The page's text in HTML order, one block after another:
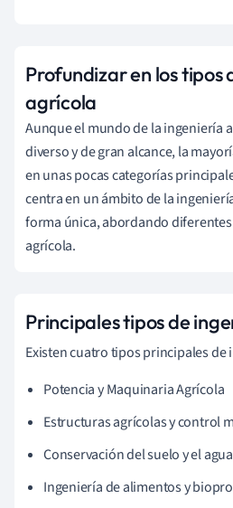
Profundizar en los tipos
agrícola
Aunque el mundo de la ingeniería
diverso y de gran alcance, la
en unas pocas categorías
centra en un ámbito de la
forma única, abordando
agrícola.
Principales tipos de
Existen cuatro tipos principales de
Potencia y Maquinaria Agrícola
Estructuras agrícolas y control
Conservación del suelo y el agua
Ingeniería de alimentos y